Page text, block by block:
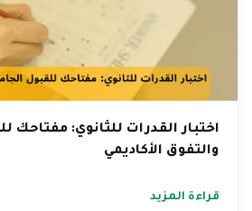
اختبار القدرات للثانوي: مفتاحك
والتفوق الأكاديمي
قراءة المزيد